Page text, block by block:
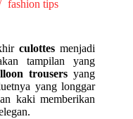
fashion tips
culottes menjadi
tampilan yang
trousers yang
yang longgar
kaki memberikan